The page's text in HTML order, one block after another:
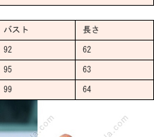
バスト 長さ
92 62
95 63
99 64